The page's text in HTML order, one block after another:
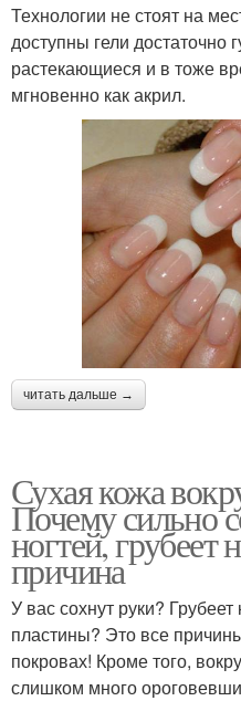
Технологии не стоят на
доступны гели достаточно
растекающиеся и в тоже
мгновенно как акрил.
читать дальше →
Сухая кожа
Почему сильно
ногтей, грубеет
причина
У вас сохнут руки?
пластины? Это все
покровах! Кроме того,
слишком много